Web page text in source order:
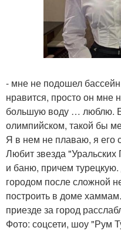
- мне не подошел
нравится, просто он мне
большую воду … люблю.
олимпийском, такой бы
Я в нем не плаваю, я его
Любит звезда
и баню, причем турецкую.
городом после сложной
построить в доме
приезде за город
Фото: соцсети, шоу "Рум